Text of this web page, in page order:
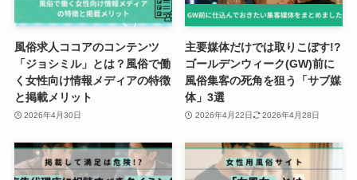
風俗求人ココアのコンテンツ
「ジョシミル」とは？風俗で働
く女性向け情報メディアの特徴
と掲載メリット
2026年4月30日
主要媒体だけでは取りこぼす!?
ゴールデンウィーク(GW)前に
風俗集客の死角を狙う「サブ媒
体」3選
2026年4月22日 2026年4月28日